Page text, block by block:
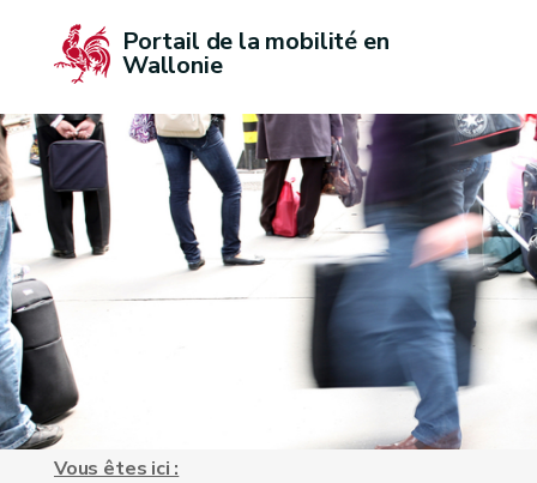
Portail de la mobilité en
Wallonie
Vous êtes ici :